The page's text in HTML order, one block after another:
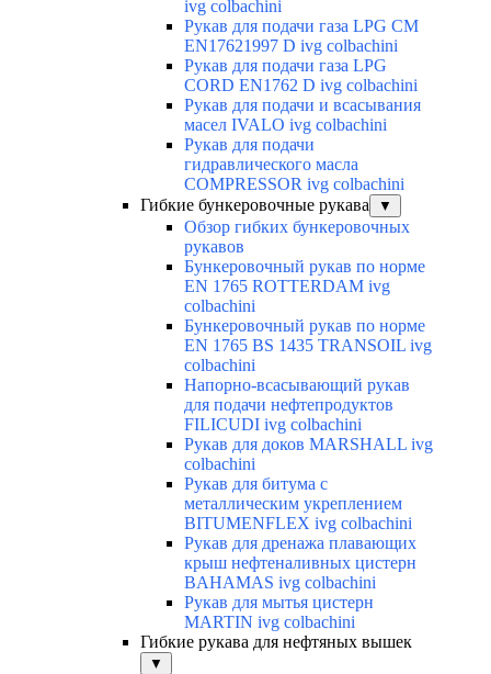
ivg colbachini
Рукав для подачи газа LPG CM
EN17621997 D ivg colbachini
Рукав для подачи газа LPG
CORD EN1762 D ivg colbachini
Рукав для подачи и всасывания
масел IVALO ivg colbachini
Рукав для подачи
гидравлического масла
COMPRESSOR ivg colbachini
Гибкие бункеровочные рукава
▼
Обзор гибких бункеровочных
рукавов
Бункеровочный рукав по норме
EN 1765 ROTTERDAM ivg
colbachini
Бункеровочный рукав по норме
EN 1765 BS 1435 TRANSOIL ivg
colbachini
Напорно-всасывающий рукав
для подачи нефтепродуктов
FILICUDI ivg colbachini
Рукав для доков MARSHALL ivg
colbachini
Рукав для битума с
металлическим укреплением
BITUMENFLEX ivg colbachini
Рукав для дренажа плавающих
крыш нефтеналивных цистерн
BAHAMAS ivg colbachini
Рукав для мытья цистерн
MARTIN ivg colbachini
Гибкие рукава для нефтяных вышек
▼